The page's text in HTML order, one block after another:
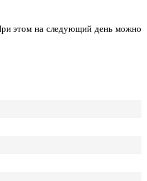
этом на следующий день можно